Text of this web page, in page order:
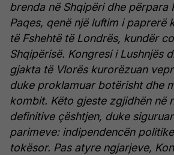
brenda në Shqipëri dhe përpara
Paqes, qenë një luftim i paprerë
të Fshehtë të Londrës, kundër
Shqipërisë. Kongresi i Lushnjës
gjakta të Vlorës kurorëzuan
duke proklamuar botërisht dhe
kombit. Këto gjeste zgjidhën në
definitive çështjen, duke
parimeve: indipendencën
tokësor. Pas atyre ngjarjeve,